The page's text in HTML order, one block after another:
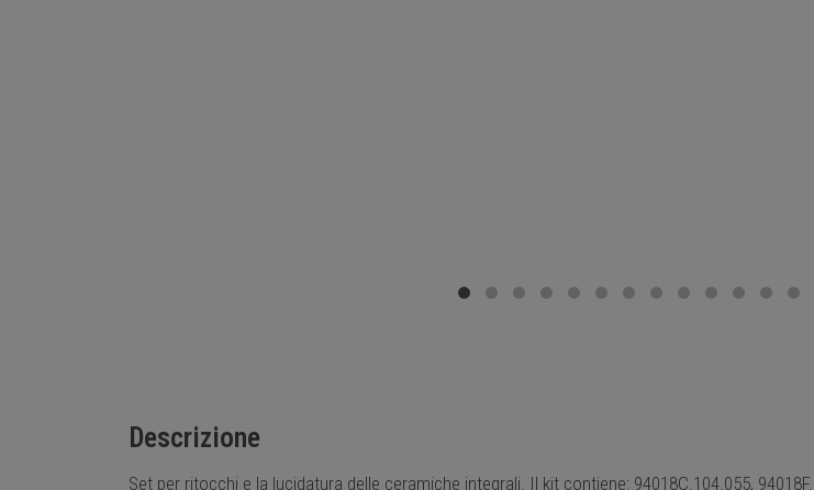
Descrizione
Set per ritocchi e la lucidatura delle ceramiche integrali. Il kit contiene: 94018C.104.055,